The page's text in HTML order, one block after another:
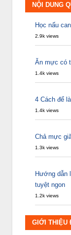
NỘI DUNG
Học nấu
2.9k views
Ăn mực có
1.4k views
4 Cách để
1.4k views
Chả mực
1.3k views
Hướng dẫn
tuyệt ngon
1.2k views
GIỚI THIỆU